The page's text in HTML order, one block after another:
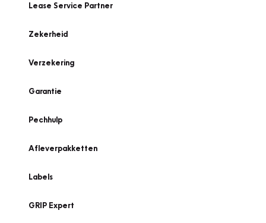
Lease Service Partner
Zekerheid
Verzekering
Garantie
Pechhulp
Afleverpakketten
Labels
GRIP Expert